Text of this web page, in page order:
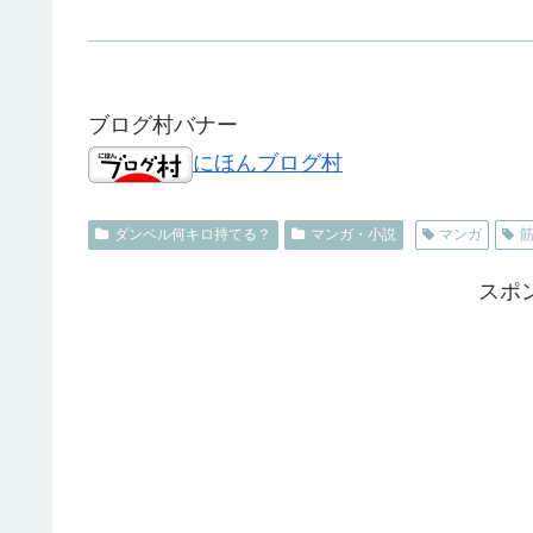
ブログ村バナー
にほんブログ村
ダンベル何キロ持てる？ マンガ・小説 マンガ
スポ